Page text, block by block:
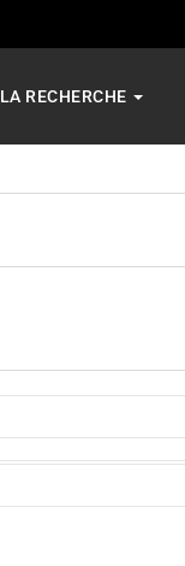
LA RECHERCHE